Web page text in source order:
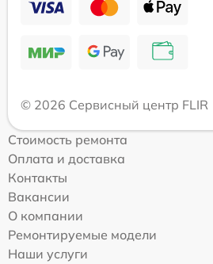
© 2026 Сервисный центр FLIR
Стоимость ремонта
Оплата и доставка
Контакты
Вакансии
О компании
Ремонтируемые модели
Наши услуги